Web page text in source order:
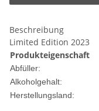
Beschreibung
Limited Edition 2023
Produkteigenschaft
Abfüller:
Alkoholgehalt:
Herstellungsland: